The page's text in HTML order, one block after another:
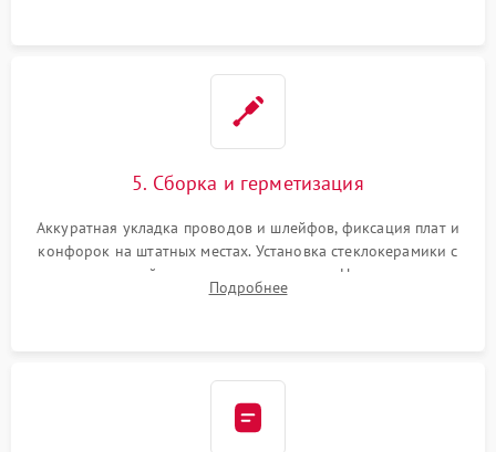
5. Сборка и герметизация
Аккуратная укладка проводов и шлейфов, фиксация плат и
конфорок на штатных местах. Установка стеклокерамики с
проверкой равномерности зазоров. Нанесение
термостойкого герметика или укладка уплотнительной
Подробнее